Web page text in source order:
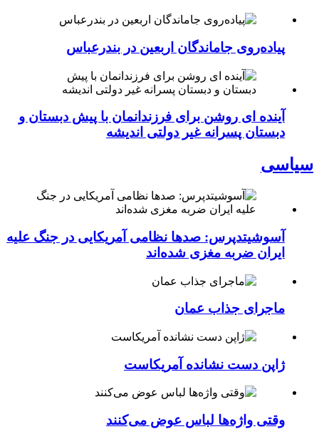
پیاده‌روی جاماندگان اربعین در بندرعباس
آینده ای روشن برای فرزندانمان با پیش دبستان و
دبستان پسرانه غیر دولتی اندیشه
سیاسی
آسوشیتدپرس: صدها نظامی آمریکایی در جنگ علیه
ایران ضربه مغزی شده‌اند
ماجرای جذاب عمان
ژاپن دست نشانده آمریکاست
وقتی واژه‌ها لباس عوض می‌کنند